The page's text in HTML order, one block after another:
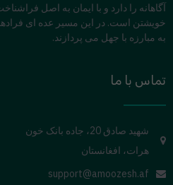
آگاهانه را دارد و با ایمان به اصل
خویشتن است. در این مسیر عده ای
به مبارزه با جهل می پردازند.
تماس با ما
شهید صادق 20، جاده بانک خون
هرات، افغانستان
support@amoozesh.af